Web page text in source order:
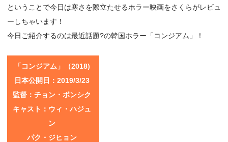
ということで今日は寒さを際立たせるホラー映画をさくらがレビュ
ーしちゃいます！
今日ご紹介するのは最近話題?の韓国ホラー「コンジアム」！
「コンジアム」（2018)
日本公開日：2019/3/23
監督：チョン・ボンシク
キャスト：ウィ・ハジュ
ン
パク・ジヒョン